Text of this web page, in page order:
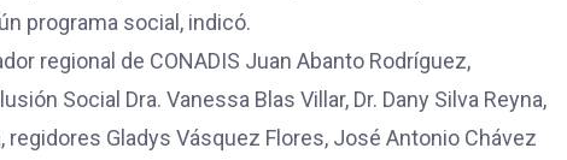
programa social, indicó.
regional de CONADIS Juan Abanto Rodríguez,
Social Dra. Vanessa Blas Villar, Dr. Dany Silva Reyna,
regidores Gladys Vásquez Flores, José Antonio Chávez